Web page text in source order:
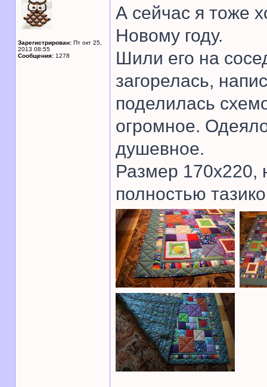
Зарегистрирован: Пт окт 25,
2013 08:55
Сообщения: 1278
А сейчас я тоже
Новому году.
Шили его на
загорелась,
поделилась
огромное.
душевное.
Размер 170х220,
полностью